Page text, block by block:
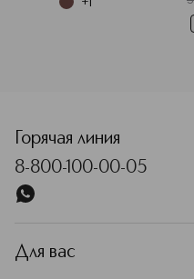
+1
Горячая линия
8-800-100-00-05
Для вас